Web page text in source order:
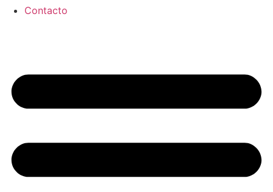
Contacto